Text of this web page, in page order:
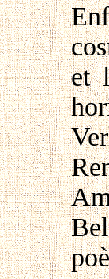
et